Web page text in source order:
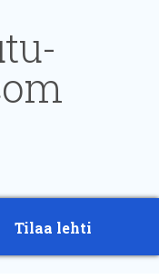
Tilaa lehti